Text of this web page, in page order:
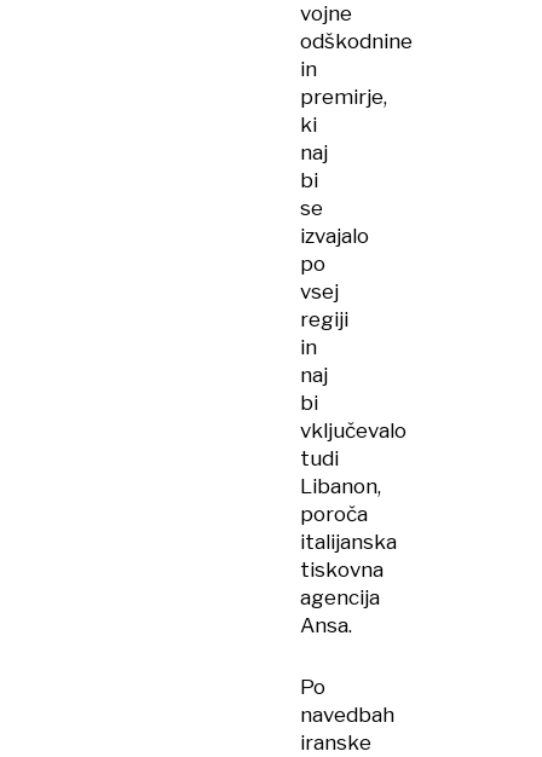
vojne
odškodnine
in
premirje,
ki
naj
bi
se
izvajalo
po
vsej
regiji
in
naj
bi
vključevalo
tudi
Libanon,
poroča
italijanska
tiskovna
agencija
Ansa.
Po
navedbah
iranske